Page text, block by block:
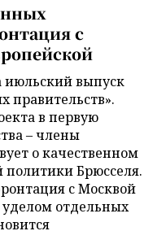
с
июльский выпуск
правительств».
в первую
– члены
о качественном
Брюсселя.
с Москвой
уделом отдельных